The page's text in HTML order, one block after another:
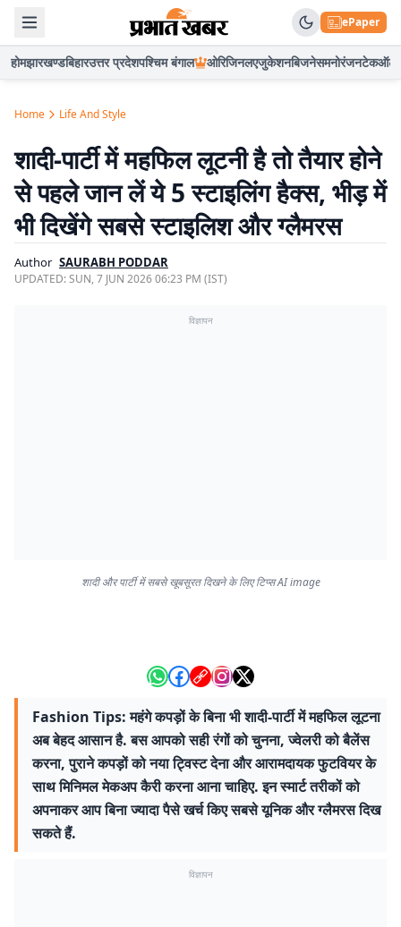
ePaper
होमझारखण्डबिहारउत्तर प्रदेशपश्चिम बंगाल ओरिजिनलएजुकेशनबिजनेसमनोरंजनटेकऑटो
Home Life And Style
शादी-पार्टी में महफिल लूटनी है तो तैयार होने
से पहले जान लें ये 5 स्टाइलिंग हैक्स, भीड़ में
भी दिखेंगे सबसे स्टाइलिश और ग्लैमरस
Author SAURABH PODDAR
UPDATED:SUN, 7 JUN 2026 06:23 PM (IST)
विज्ञापन
शादी और पार्टी में सबसे खूबसूरत दिखने के लिए टिप्स AI image
Fashion Tips: महंगे कपड़ों के बिना भी शादी-पार्टी में महफिल लूटना
अब बेहद आसान है. बस आपको सही रंगों को चुनना, ज्वेलरी को बैलेंस
करना, पुराने कपड़ों को नया ट्विस्ट देना और आरामदायक फुटवियर के
साथ मिनिमल मेकअप कैरी करना आना चाहिए. इन स्मार्ट तरीकों को
अपनाकर आप बिना ज्यादा पैसे खर्च किए सबसे यूनिक और ग्लैमरस दिख
सकते हैं.
विज्ञापन